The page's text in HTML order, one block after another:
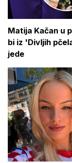
Matija Kačan u
bi iz 'Divljih
jede